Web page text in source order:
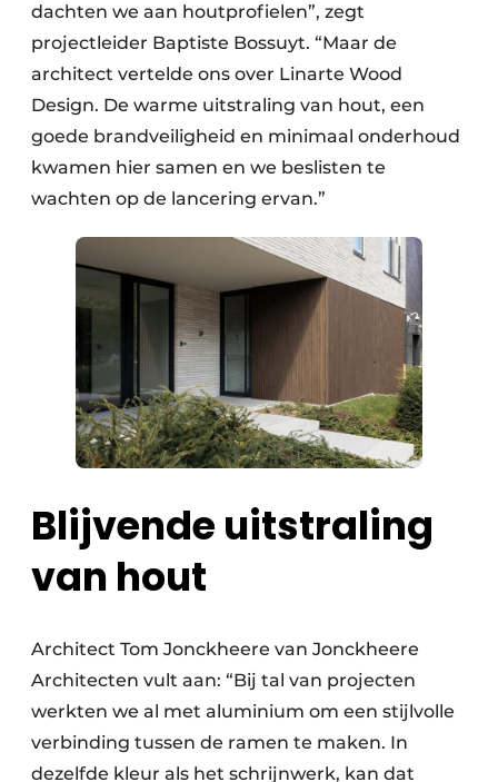
dachten we aan houtprofielen”, zegt
projectleider Baptiste Bossuyt. “Maar de
architect vertelde ons over Linarte Wood
Design. De warme uitstraling van hout, een
goede brandveiligheid en minimaal onderhoud
kwamen hier samen en we beslisten te
wachten op de lancering ervan.”
Blijvende uitstraling
van hout
Architect Tom Jonckheere van Jonckheere
Architecten vult aan: “Bij tal van projecten
werkten we al met aluminium om een stijlvolle
verbinding tussen de ramen te maken. In
dezelfde kleur als het schrijnwerk, kan dat